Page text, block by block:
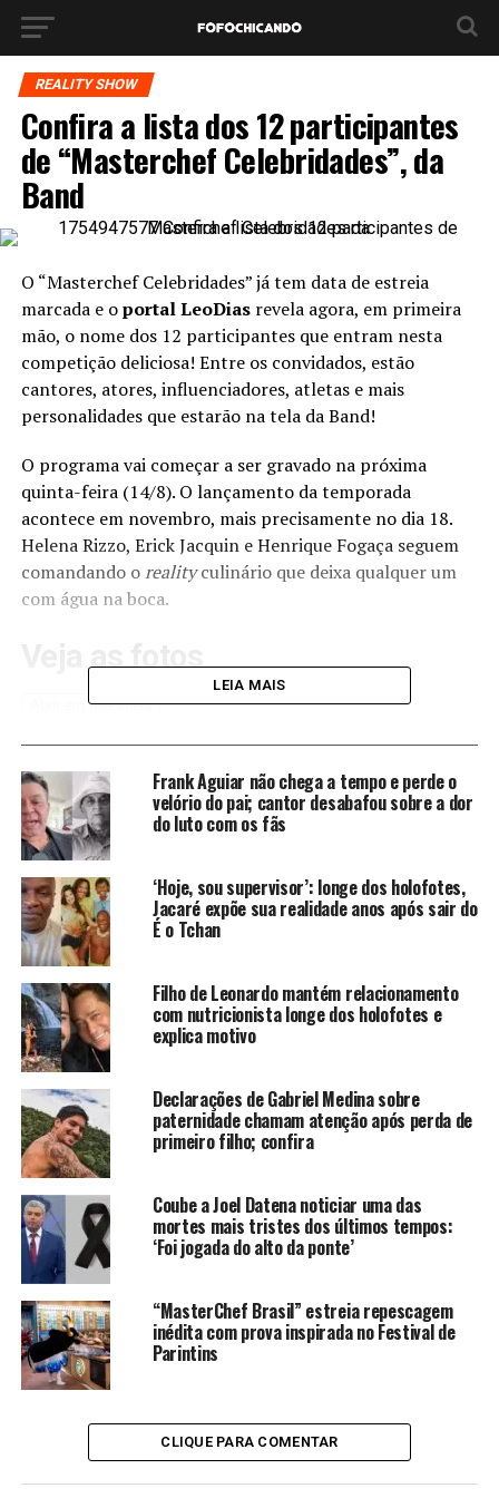
REALITY SHOW
Confira a lista dos 12 participantes
de “Masterchef Celebridades”, da
Band
O “Masterchef Celebridades” já tem data de estreia
marcada e oportal LeoDiasrevela agora, em primeira
mão, o nome dos 12 participantes que entram nesta
competição deliciosa! Entre os convidados, estão
cantores, atores, influenciadores, atletas e mais
personalidades que estarão na tela da Band!
O programa vai começar a ser gravado na próxima
quinta-feira (14/8). O lançamento da temporada
acontece em novembro, mais precisamente no dia 18.
Helena Rizzo, Erick Jacquin e Henrique Fogaça seguem
comandando orealityculinário que deixa qualquer um
com água na boca.
Veja as fotos
Abrir em tela cheia
Dodô PixoteReprodução Instagram / @dodopixote
Gilmelândia Lucas Ramos / Brazil News
Hugo & TiagoReprodução Instagram /
LEIA MAIS
Frank Aguiar não chega a tempo e perde o
velório do pai; cantor desabafou sobre a dor
do luto com os fãs
‘Hoje, sou supervisor’: longe dos holofotes,
Jacaré expõe sua realidade anos após sair do
É o Tchan
Filho de Leonardo mantém relacionamento
com nutricionista longe dos holofotes e
explica motivo
Declarações de Gabriel Medina sobre
paternidade chamam atenção após perda de
primeiro filho; confira
Coube a Joel Datena noticiar uma das
mortes mais tristes dos últimos tempos:
‘Foi jogada do alto da ponte’
“MasterChef Brasil” estreia repescagem
inédita com prova inspirada no Festival de
Parintins
CLIQUE PARA COMENTAR